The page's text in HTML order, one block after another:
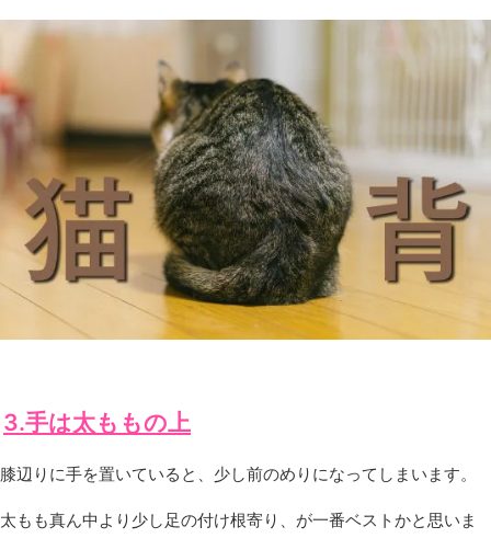
3.手は太ももの上
膝辺りに手を置いていると、少し前のめりになってしまいます。
太もも真ん中より少し足の付け根寄り、が一番ベストかと思いま